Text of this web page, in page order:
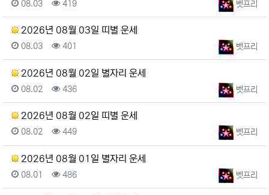
등록자벳프리
등록일
08.03 조회
419
2026년 08월 03일 띠별 운세
등록자벳프리
등록일
08.03 조회
401
2026년 08월 02일 별자리 운세
등록자벳프리
등록일
08.02 조회
436
2026년 08월 02일 띠별 운세
등록자벳프리
등록일
08.02 조회
449
2026년 08월 01일 별자리 운세
등록자벳프리
등록일
08.01 조회
486